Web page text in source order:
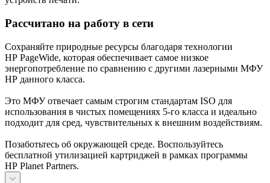
Рассчитано на работу в сети
Сохраняйте природные ресурсы благодаря технологии
HP PageWide, которая обеспечивает самое низкое
энергопотребление по сравнению с другими лазерными МФУ
HP данного класса.
Это МФУ отвечает самым строгим стандартам ISO для
использования в чистых помещениях 5-го класса и идеально
подходит для сред, чувствительных к внешним воздействиям.
Позаботьтесь об окружающей среде. Воспользуйтесь
бесплатной утилизацией картриджей в рамках программы
HP Planet Partners.